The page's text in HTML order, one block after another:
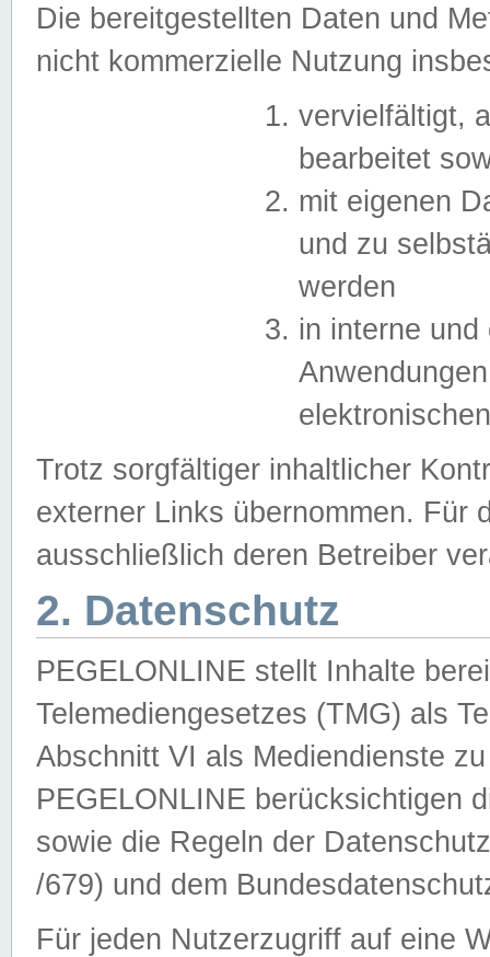
Die bereitgestellten Daten und
nicht kommerzielle Nutzung
vervielfältigt,
bearbeitet
mit eigenen
und zu
werden
in interne
Trotz sorgfältiger inhaltlicher
externer Links übernommen. Für
ausschließlich deren Betreiber
2. Datenschutz
PEGELONLINE stellt Inhalte
Telemediengesetzes (TMG) als
Abschnitt VI als Mediendienste
PEGELONLINE berücksichtigen
sowie die Regeln der
/679) und dem
Für jeden Nutzerzugriff auf eine